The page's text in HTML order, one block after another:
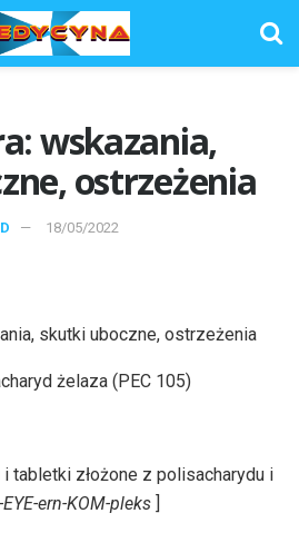
wskazania,
ostrzeżenia
18/05/2022
żelaza (PEC 105)
i tabletki złożone z polisacharydu i
ern-KOM-pleks ]